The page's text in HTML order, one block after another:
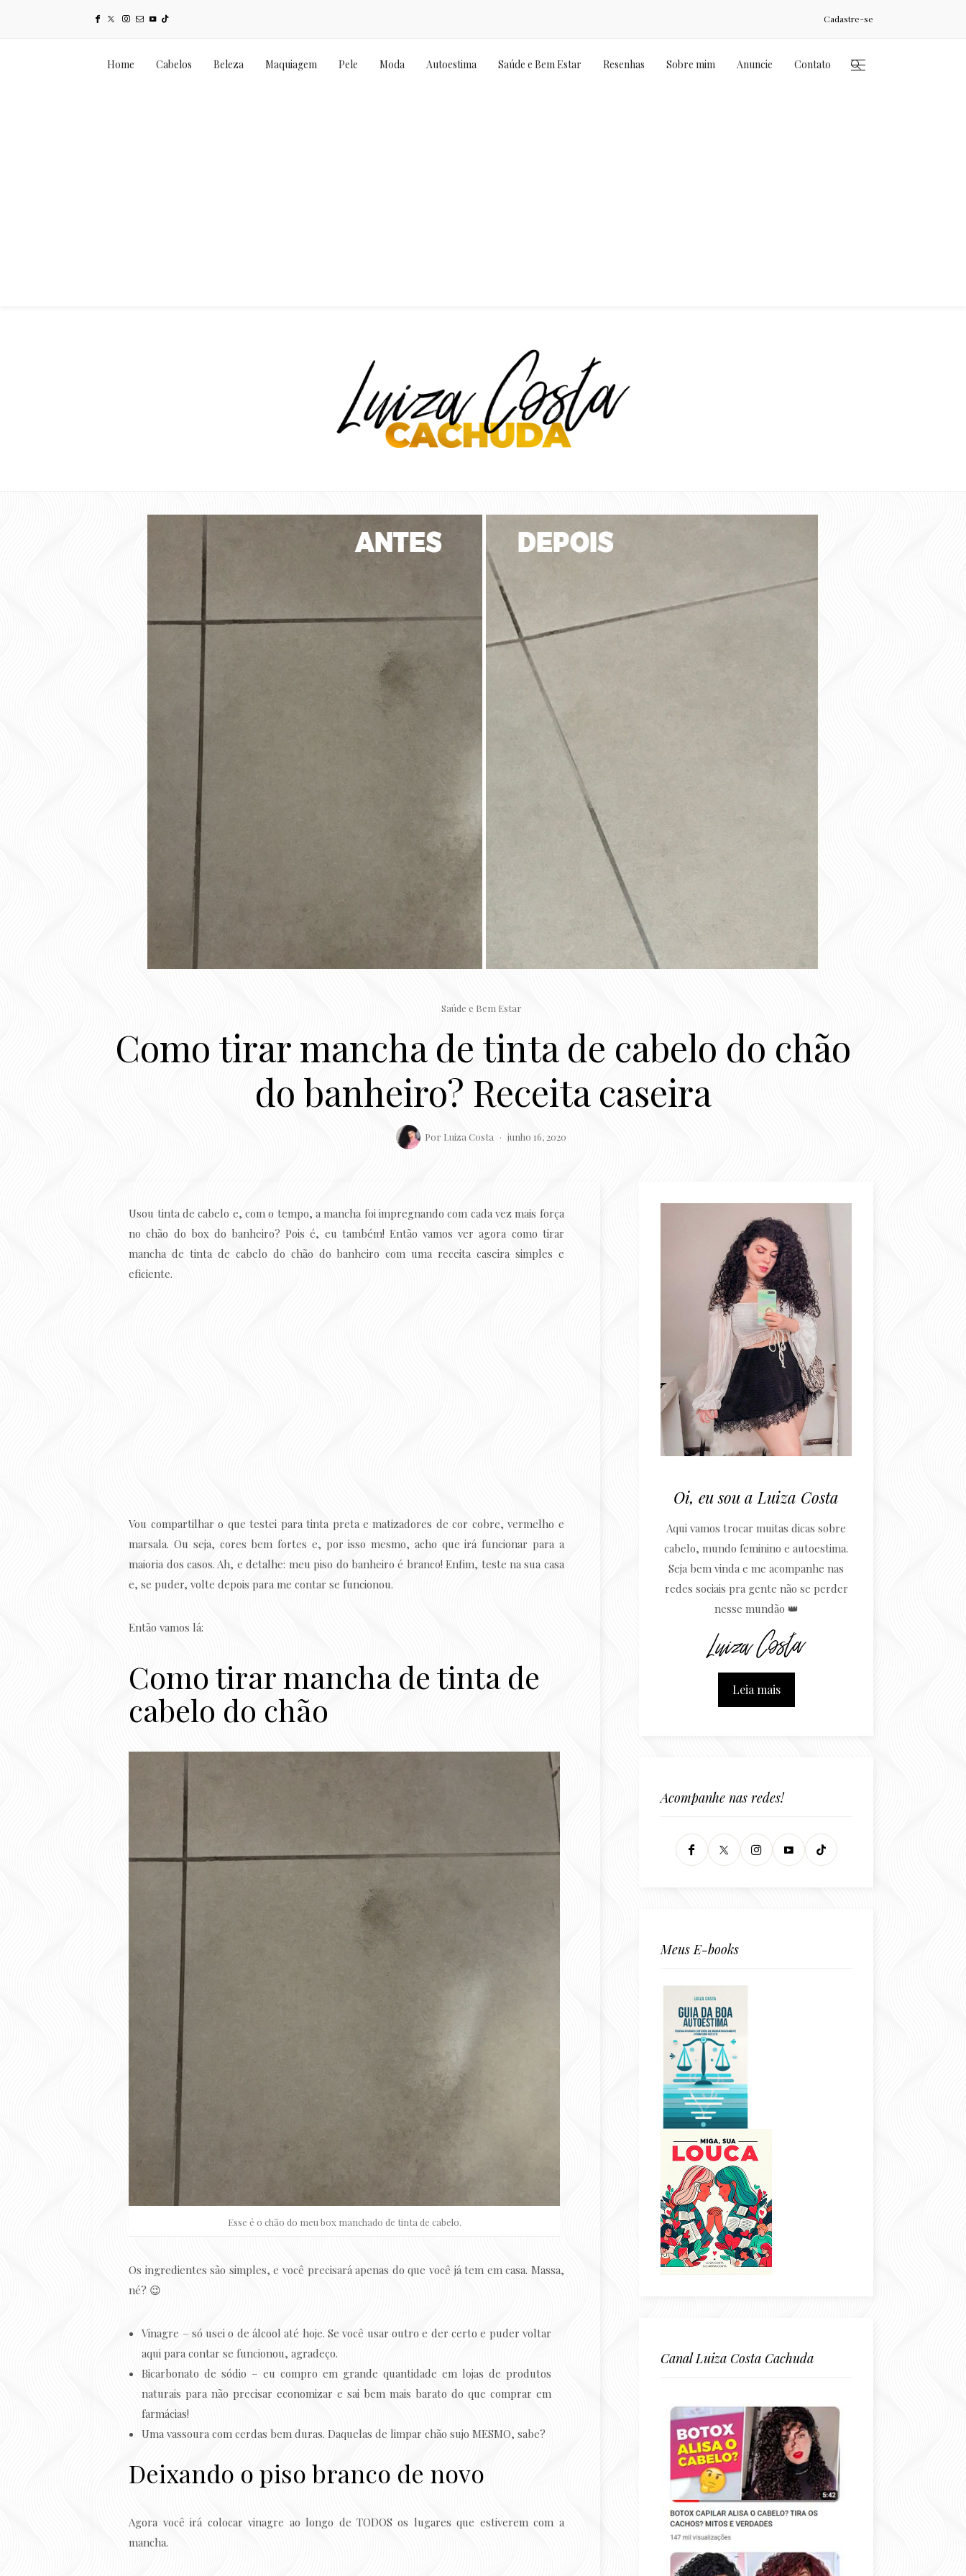
Cadastre-se
Home Cabelos Beleza Maquiagem Pele Moda Autoestima Saúde e Bem Estar Resenhas Sobre mim Anuncie Contato
Saúde e Bem Estar
Como tirar mancha de tinta de cabelo do chão
do banheiro? Receita caseira
Por Luiza Costa junho 16, 2020
Usou tinta de cabelo e, com o tempo, a mancha foi impregnando com cada vez mais força
no chão do box do banheiro? Pois é, eu também! Então vamos ver agora como tirar
mancha de tinta de cabelo do chão do banheiro com uma receita caseira simples e
eficiente.
Vou compartilhar o que testei para tinta preta e matizadores de cor cobre, vermelho e
marsala. Ou seja, cores bem fortes e, por isso mesmo, acho que irá funcionar para a
maioria dos casos. Ah, e detalhe: meu piso do banheiro é branco! Enfim, teste na sua casa
e, se puder, volte depois para me contar se funcionou.
Então vamos lá:
Como tirar mancha de tinta de
cabelo do chão
Esse é o chão do meu box manchado de tinta de cabelo.
Os ingredientes são simples, e você precisará apenas do que você já tem em casa. Massa,
né? 😉
Vinagre – só usei o de álcool até hoje. Se você usar outro e der certo e puder voltar
aqui para contar se funcionou, agradeço.
Bicarbonato de sódio – eu compro em grande quantidade em lojas de produtos
naturais para não precisar economizar e sai bem mais barato do que comprar em
farmácias!
Uma vassoura com cerdas bem duras. Daquelas de limpar chão sujo MESMO, sabe?
Deixando o piso branco de novo
Agora você irá colocar vinagre ao longo de TODOS os lugares que estiverem com a
mancha.
Oi, eu sou a Luiza Costa
Aqui vamos trocar muitas dicas sobre
cabelo, mundo feminino e autoestima.
Seja bem vinda e me acompanhe nas
redes sociais pra gente não se perder
nesse mundão 👑
Leia mais
Acompanhe nas redes!
Meus E-books
Canal Luiza Costa Cachuda